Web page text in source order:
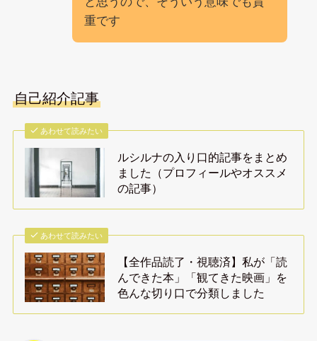
重です
自己紹介記事
あわせて読みたい
ルシルナの入り口的記事をまとめ
ました（プロフィールやオススメ
の記事）
あわせて読みたい
【全作品読了・視聴済】私が「読
んできた本」「観てきた映画」を
色んな切り口で分類しました